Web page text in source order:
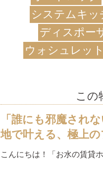
システムキッ
ディスポー
ウォシュレット
この
「誰にも邪魔され
地で叶える、極上
こんにちは！「お水の賃貸